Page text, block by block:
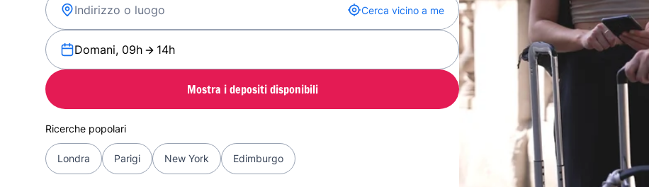
Cerca vicino a me
Domani, 09h 14h
Mostra i depositi disponibili
Ricerche popolari
Londra Parigi New York Edimburgo